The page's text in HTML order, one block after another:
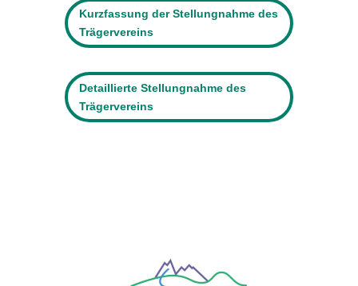
Kurzfassung der Stellungnahme des
Trägervereins
Detaillierte Stellungnahme des
Trägervereins